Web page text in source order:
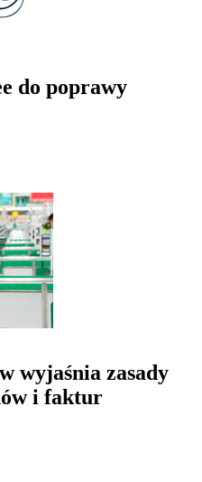
do poprawy
wyjaśnia zasady
i faktur